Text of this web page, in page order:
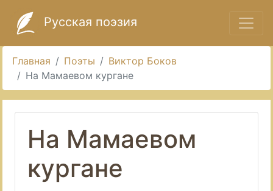
Русская поэзия
Главная Поэты
Виктор Боков
На Мамаевом кургане
На Мамаевом
кургане